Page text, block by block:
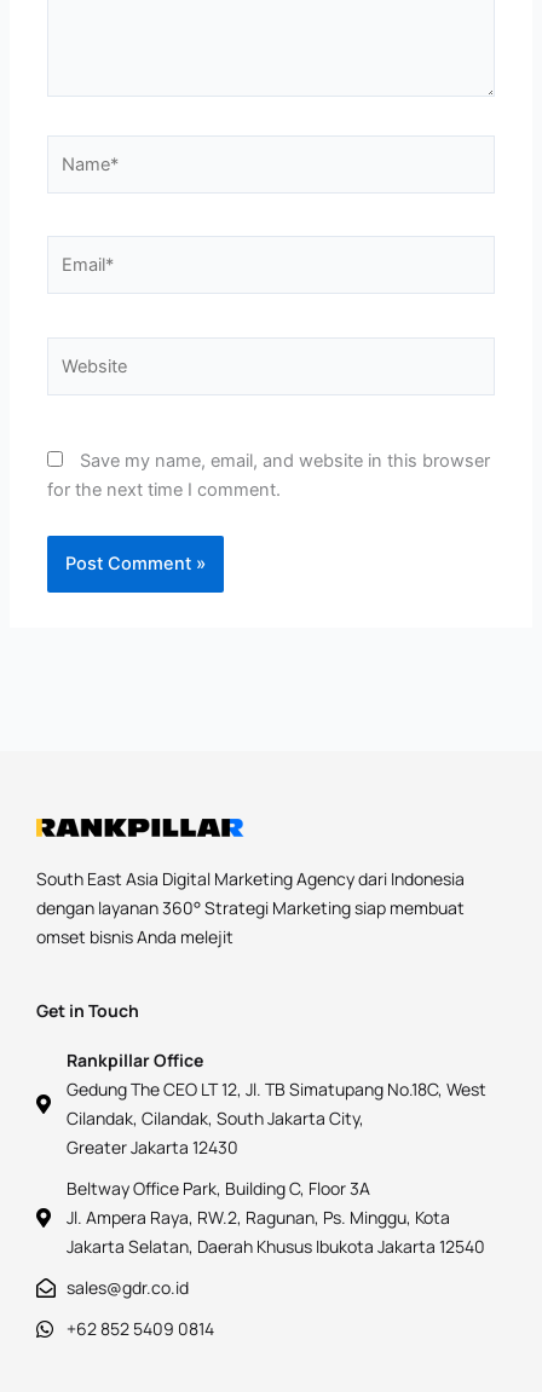
Save my name, email, and website in this browser
for the next time I comment.
South East Asia Digital Marketing Agency dari Indonesia
dengan layanan 360° Strategi Marketing siap membuat
omset bisnis Anda melejit
Get in Touch
Rankpillar Office
Gedung The CEO LT 12, Jl. TB Simatupang No.18C, West
Cilandak, Cilandak, South Jakarta City,
Greater Jakarta 12430
Beltway Office Park, Building C, Floor 3A
Jl. Ampera Raya, RW.2, Ragunan, Ps. Minggu, Kota
Jakarta Selatan, Daerah Khusus Ibukota Jakarta 12540
sales@gdr.co.id
+62 852 5409 0814